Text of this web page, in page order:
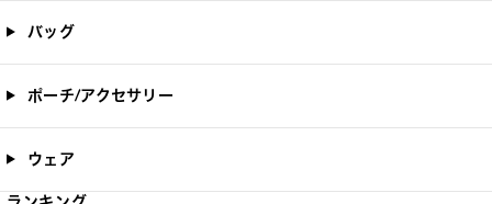
バッグ
ポーチ/アクセサリー
ウェア